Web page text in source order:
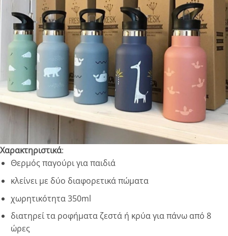
Χαρακτηριστικά:
Θερμός παγούρι για παιδιά
κλείνει με δύο διαφορετικά πώματα
χωρητικότητα 350ml
διατηρεί τα ροφήματα ζεστά ή κρύα για πάνω από 8
ώρες